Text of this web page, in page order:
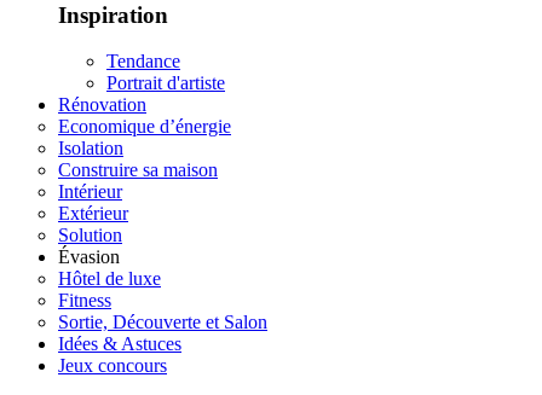
Inspiration
Tendance
Portrait d'artiste
Rénovation
Economique d’énergie
Isolation
Construire sa maison
Intérieur
Extérieur
Solution
Évasion
Hôtel de luxe
Fitness
Sortie, Découverte et Salon
Idées & Astuces
Jeux concours